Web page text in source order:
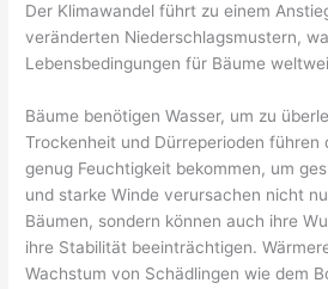
Der Klimawandel führt zu einem
veränderten Niederschlagsmustern,
Lebensbedingungen für Bäume
Bäume benötigen Wasser, um zu
Trockenheit und Dürreperioden führen
genug Feuchtigkeit bekommen, um
und starke Winde verursachen nicht
Bäumen, sondern können auch ihre
ihre Stabilität beeinträchtigen.
Wachstum von Schädlingen wie dem